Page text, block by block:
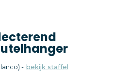
- bekijk staffel